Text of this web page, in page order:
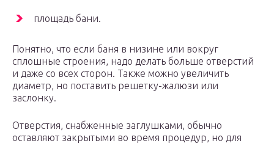
площадь бани.
Понятно, что если баня в низине или вокруг
сплошные строения, надо делать больше отверстий
и даже со всех сторон. Также можно увеличить
диаметр, но поставить решетку-жалюзи или
заслонку.
Отверстия, снабженные заглушками, обычно
оставляют закрытыми во время процедур, но для